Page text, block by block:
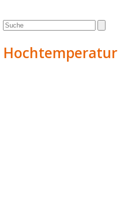
Open
mobile
Close
mobile
Search
Hochtemperatur